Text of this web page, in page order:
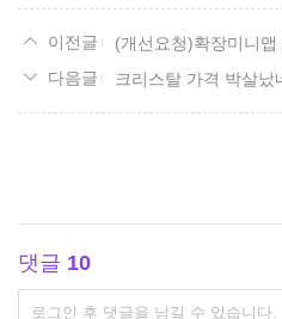
(개선요청)확장미니
크리스탈 가격 박살났
댓글 10
댓